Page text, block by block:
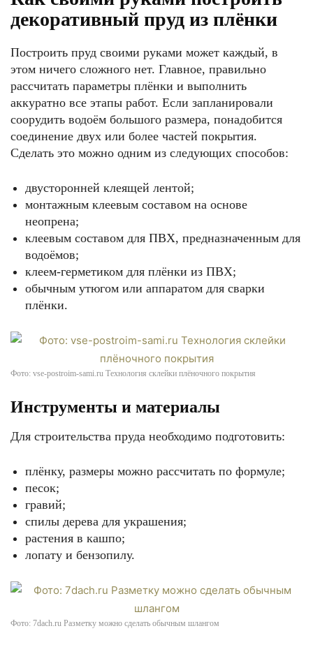
декоративный пруд из плёнки
Построить пруд своими руками может каждый, в
этом ничего сложного нет. Главное, правильно
рассчитать параметры плёнки и выполнить
аккуратно все этапы работ. Если запланировали
соорудить водоём большого размера, понадобится
соединение двух или более частей покрытия.
Сделать это можно одним из следующих способов:
двусторонней клеящей лентой;
монтажным клеевым составом на основе
неопрена;
клеевым составом для ПВХ, предназначенным для
водоёмов;
клеем-герметиком для плёнки из ПВХ;
обычным утюгом или аппаратом для сварки
плёнки.
Фото: vse-postroim-sami.ru Технология склейки плёночного покрытия
Инструменты и материалы
Для строительства пруда необходимо подготовить:
плёнку, размеры можно рассчитать по формуле;
песок;
гравий;
спилы дерева для украшения;
растения в кашпо;
лопату и бензопилу.
Фото: 7dach.ru Разметку можно сделать обычным шлангом